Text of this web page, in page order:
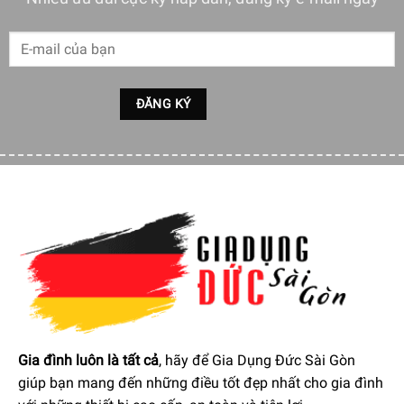
Chức năng an toàn: chức năng xay chỉ hoạt động khi
bình chứa được gắn vào.
Máy Xay Sinh Tố Mini Wmf Kult X Mix & Go bao gồm: 1
máy xay Mix & Go (10,5 x 10,5 x 40 cm, 300 W), 1 hộp
Gia đình luôn là tất cả, hãy để Gia Dụng Đức Sài Gòn
giúp bạn mang đến những điều tốt đẹp nhất cho gia đình